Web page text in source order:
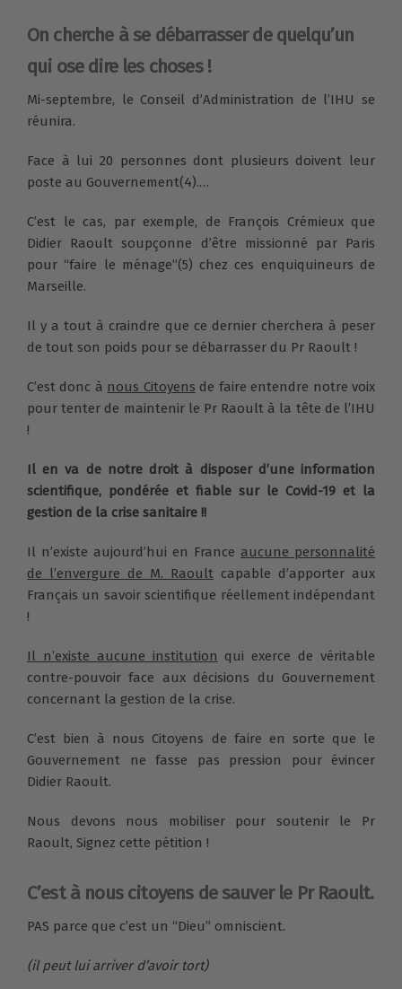
On cherche à se débarrasser de quelqu’un
qui ose dire les choses !
Mi-septembre, le Conseil d’Administration de l’IHU se
réunira.
Face à lui 20 personnes dont plusieurs doivent leur
poste au Gouvernement(4).…
C’est le cas, par exemple, de François Crémieux que
Didier Raoult soupçonne d’être missionné par Paris
pour “faire le ménage”(5) chez ces enquiquineurs de
Marseille.
Il y a tout à craindre que ce dernier cherchera à peser
de tout son poids pour se débarrasser du Pr Raoult !
C’est donc à nous Citoyens de faire entendre notre voix
pour tenter de maintenir le Pr Raoult à la tête de l’IHU
!
Il en va de notre droit à disposer d’une information
scientifique, pondérée et fiable sur le Covid-19 et la
gestion de la crise sanitaire !!
Il n’existe aujourd’hui en France aucune personnalité
de l’envergure de M. Raoult capable d’apporter aux
Français un savoir scientifique réellement indépendant
!
Il n’existe aucune institution qui exerce de véritable
contre-pouvoir face aux décisions du Gouvernement
concernant la gestion de la crise.
C’est bien à nous Citoyens de faire en sorte que le
Gouvernement ne fasse pas pression pour évincer
Didier Raoult.
Nous devons nous mobiliser pour soutenir le Pr
Raoult, Signez cette pétition !
C’est à nous citoyens de sauver le Pr Raoult.
PAS parce que c’est un “Dieu” omniscient.
(il peut lui arriver d’avoir tort)